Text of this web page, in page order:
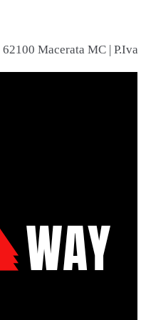
Macerata MC |